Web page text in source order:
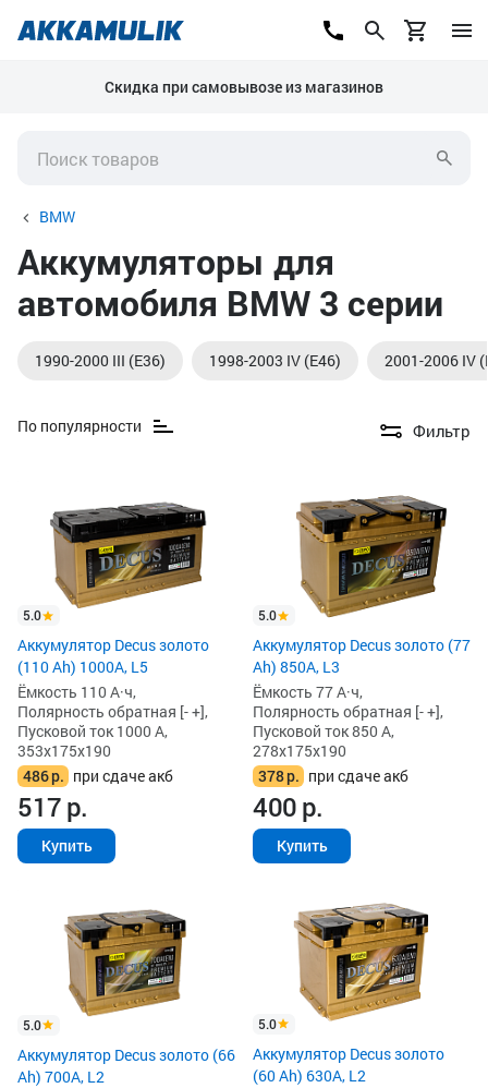
Скидка при самовывозе из магазинов
BMW
Аккумуляторы для
автомобиля BMW 3 серии
1990-2000 III (E36) 1998-2003 IV (E46) 2001-2006 IV
По популярности Фильтр
5.0
Аккумулятор Decus золото
(110 Ah) 1000A, L5
Ёмкость 110 А·ч,
Полярность обратная [- +],
Пусковой ток 1000 А,
353x175x190
486р. при сдаче акб
517р.
Купить
5.0
Аккумулятор Decus золото (77
Ah) 850А, L3
Ёмкость 77 А·ч,
Полярность обратная [- +],
Пусковой ток 850 А,
278x175x190
378р. при сдаче акб
400р.
Купить
5.0
Аккумулятор Decus золото (66
Ah) 700A, L2
5.0
Аккумулятор Decus золото
(60 Ah) 630A, L2